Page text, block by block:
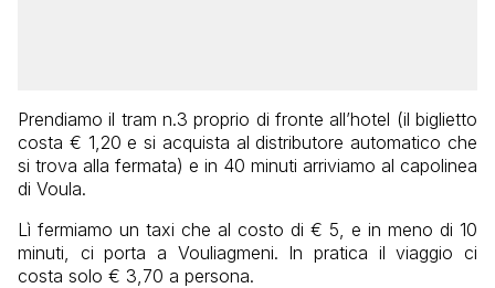
Prendiamo il tram n.3 proprio di fronte all’hotel (il biglietto
costa € 1,20 e si acquista al distributore automatico che
si trova alla fermata) e in 40 minuti arriviamo al capolinea
di Voula.
Lì fermiamo un taxi che al costo di € 5, e in meno di 10
minuti, ci porta a Vouliagmeni. In pratica il viaggio ci
costa solo € 3,70 a persona.